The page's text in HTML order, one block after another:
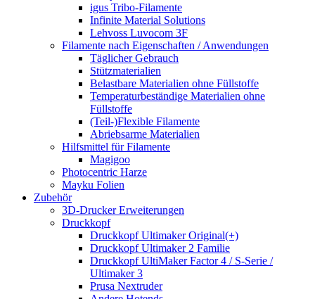
igus Tribo-Filamente
Infinite Material Solutions
Lehvoss Luvocom 3F
Filamente nach Eigenschaften / Anwendungen
Täglicher Gebrauch
Stützmaterialien
Belastbare Materialien ohne Füllstoffe
Temperaturbeständige Materialien ohne
Füllstoffe
(Teil-)Flexible Filamente
Abriebsarme Materialien
Hilfsmittel für Filamente
Magigoo
Photocentric Harze
Mayku Folien
Zubehör
3D-Drucker Erweiterungen
Druckkopf
Druckkopf Ultimaker Original(+)
Druckkopf Ultimaker 2 Familie
Druckkopf UltiMaker Factor 4 / S-Serie /
Ultimaker 3
Prusa Nextruder